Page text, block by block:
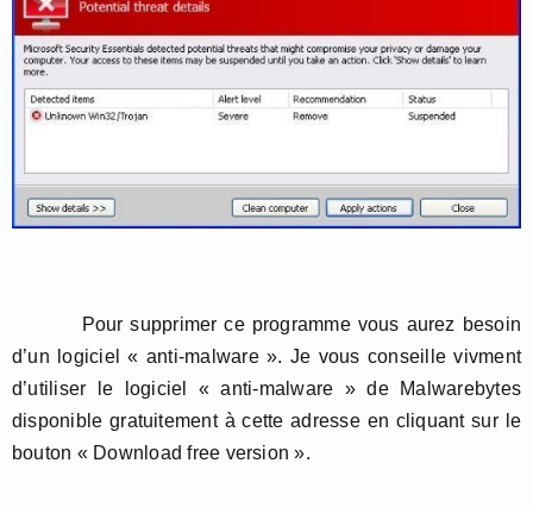
Pour supprimer ce programme vous aurez besoin
d’un logiciel « anti-malware ». Je vous conseille vivment
d’utiliser le logiciel « anti-malware » de Malwarebytes
disponible gratuitement à cette adresse en cliquant sur le
bouton « Download free version ».